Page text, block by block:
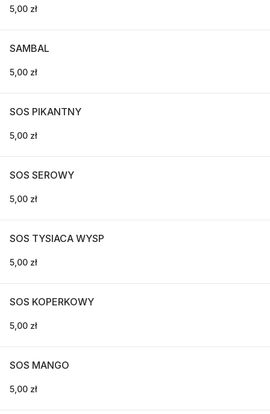
5,00 zł
SAMBAL
5,00 zł
SOS PIKANTNY
5,00 zł
SOS SEROWY
5,00 zł
SOS TYSIACA WYSP
5,00 zł
SOS KOPERKOWY
5,00 zł
SOS MANGO
5,00 zł